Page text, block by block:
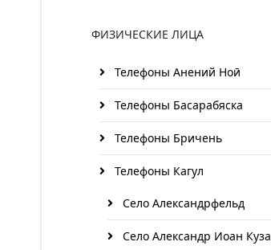
ФИЗИЧЕСКИЕ ЛИЦА
Телефоны Анений Ноӣ
Телефоны Басарабяска
Телефоны Бричень
Телефоны Кагул
Село Александрфельд
Село Александр Иоан Куза